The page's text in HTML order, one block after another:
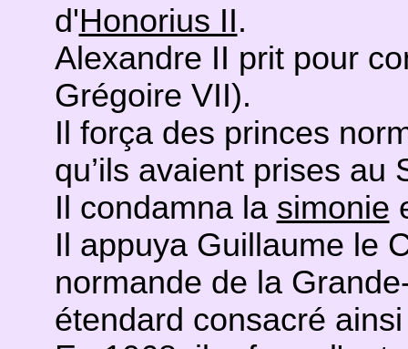
d'Honorius II.
Alexandre II prit pour
Grégoire VII).
Il força des princes
qu’ils avaient prises au
Il condamna la simonie
Il appuya Guillaume le
normande de la
étendard consacré